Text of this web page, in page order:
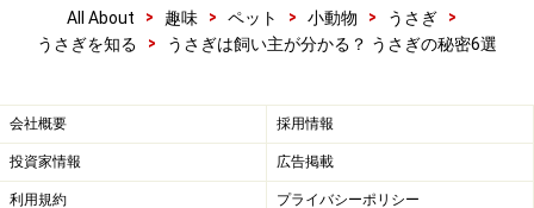
All About > 趣味 > ペット > 小動物 > うさぎ
>
うさぎを知る
> うさぎは飼い主が分かる？ うさぎの秘密6選
会社概要 採用情報
投資家情報 広告掲載
利用規約 プライバシーポリシー